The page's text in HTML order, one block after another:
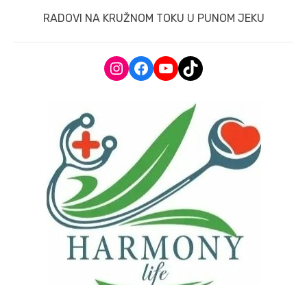
Next
RADOVI NA KRUŽNOM TOKU U PUNOM JEKU
Instagram
Facebook
YouTube
TikTok